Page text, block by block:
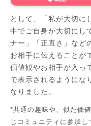
として、「私が大切に
中でご自身が大切にし
ナー」「正直さ」など
お相手に伝えることが
価値観やお相手が入っ
で表示されるようにな
なりました。
*共通の趣味や、似た価
じコミュニティに参加